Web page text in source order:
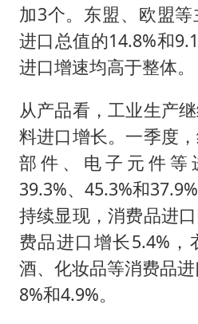
加3个。东盟、欧盟
进口总值的14.8%和
进口增速均高于整体。
从产品看，工业生产
料进口增长。一季度
部件、电子元件等
39.3%、45.3%和
持续显现，消费品进
费品进口增长5.4%
酒、化妆品等消费品进
8%和4.9%。